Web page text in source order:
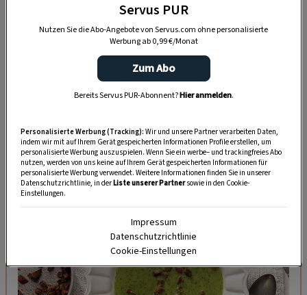
„Servus Garten“ auf WhatsApp
Nutzen Sie WhatsApp auf Ihrem Handy und lieben es, auf
dem Balkon, der Terrasse oder im Garten zu werkeln? In
unserem kostenlosen WhatsApp-Kanal finden Sie täglich
Tipps und Tricks für Garten, Terrasse, Balkon- und
HIER MEHR ERFAHREN
ZUM REZEPT
Servus PUR
Nutzen Sie die Abo-Angebote von Servus.com ohne personalisierte
Werbung ab 0,99 €/Monat
Zum Abo
Bereits Servus PUR-Abonnent?Hier anmelden.
Personalisierte Werbung (Tracking): Wir und unsere Partner verarbeiten Daten,
indem wir mit auf Ihrem Gerät gespeicherten Informationen Profile erstellen, um
personalisierte Werbung auszuspielen. Wenn Sie ein werbe– und trackingfreies Abo
nutzen, werden von uns keine auf Ihrem Gerät gespeicherten Informationen für
personalisierte Werbung verwendet. Weitere Informationen finden Sie in unserer
Datenschutzrichtlinie, in derListe unserer Partnersowie in den Cookie-
Einstellungen.
Impressum
Datenschutzrichtlinie
Cookie-Einstellungen